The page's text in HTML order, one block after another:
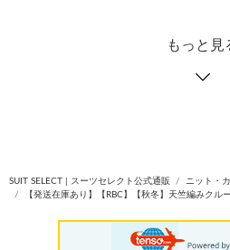
もっと見
SUIT SELECT | スーツセレクト公式通販
ニット・
【発送在庫あり】【RBC】【秋冬】天竺編みク